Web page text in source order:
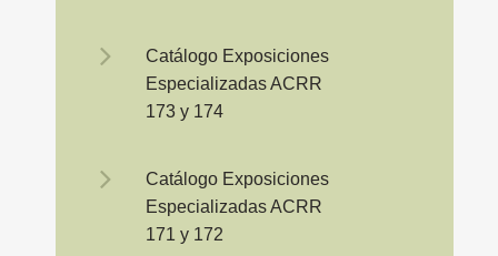
Catálogo Exposiciones
Especializadas ACRR
173 y 174
Catálogo Exposiciones
Especializadas ACRR
171 y 172